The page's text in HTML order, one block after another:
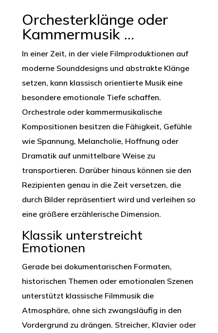
Orchesterklänge oder
Kammermusik ...
In einer Zeit, in der viele Filmproduktionen auf
moderne Sounddesigns und abstrakte Klänge
setzen, kann klassisch orientierte Musik eine
besondere emotionale Tiefe schaffen.
Orchestrale oder kammermusikalische
Kompositionen besitzen die Fähigkeit, Gefühle
wie Spannung, Melancholie, Hoffnung oder
Dramatik auf unmittelbare Weise zu
transportieren. Darüber hinaus können sie den
Rezipienten genau in die Zeit versetzen, die
durch Bilder repräsentiert wird und verleihen so
eine größere erzählerische Dimension.
Klassik unterstreicht
Emotionen
Gerade bei dokumentarischen Formaten,
historischen Themen oder emotionalen Szenen
unterstützt klassische Filmmusik die
Atmosphäre, ohne sich zwangsläufig in den
Vordergrund zu drängen. Streicher, Klavier oder